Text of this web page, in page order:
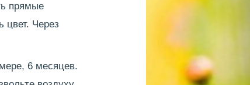
прямые
цвет. Через
6 месяцев.